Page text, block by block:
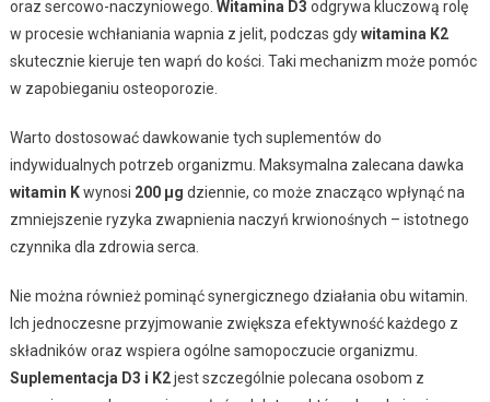
oraz sercowo-naczyniowego. Witamina D3 odgrywa kluczową rolę
w procesie wchłaniania wapnia z jelit, podczas gdywitamina K2
skutecznie kieruje ten wapń do kości. Taki mechanizm może pomóc
w zapobieganiu osteoporozie.
Warto dostosować dawkowanie tych suplementów do
indywidualnych potrzeb organizmu. Maksymalna zalecana dawka
witamin Kwynosi 200 μg dziennie, co może znacząco wpłynąć na
zmniejszenie ryzyka zwapnienia naczyń krwionośnych – istotnego
czynnika dla zdrowia serca.
Nie można również pominąć synergicznego działania obu witamin.
Ich jednoczesne przyjmowanie zwiększa efektywność każdego z
składników oraz wspiera ogólne samopoczucie organizmu.
Suplementacja D3 i K2jest szczególnie polecana osobom z